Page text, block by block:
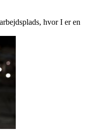
hvor I er en